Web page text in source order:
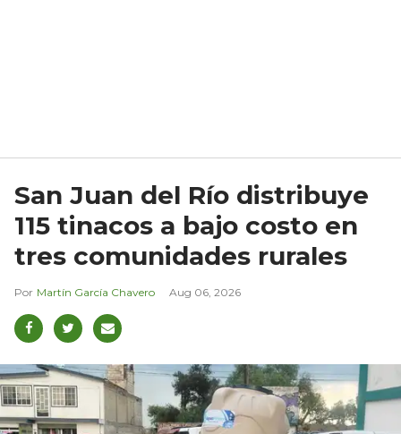
San Juan del Río distribuye
115 tinacos a bajo costo en
tres comunidades rurales
Martín García Chavero Aug 06, 2026